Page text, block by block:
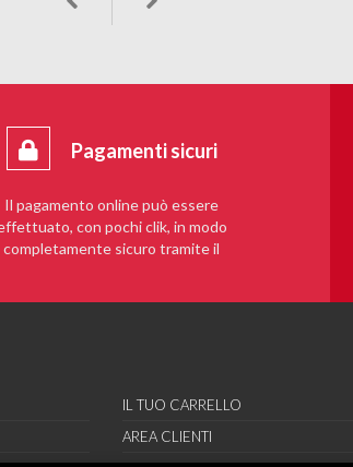
Pagamenti sicuri
Il pagamento online può essere
con pochi clik, in modo
completamente sicuro tramite il
IL TUO CARRELLO
AREA CLIENTI